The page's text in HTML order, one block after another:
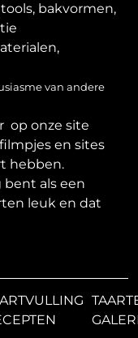
bakvormen,
van andere
op onze site
en sites
hebben.
bent als een
leuk en dat